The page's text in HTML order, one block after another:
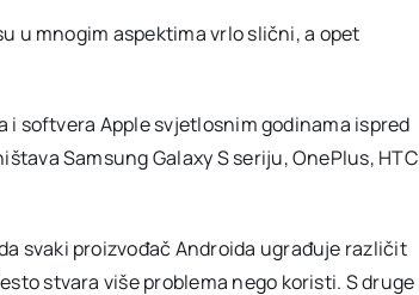
Plus
brži
u mnogim aspektima vrlo slični, a opet
softvera Apple svjetlosnim godinama ispred
Samsung Galaxy S seriju, OnePlus, HTC
svaki proizvođač Androida ugrađuje različit
stvara više problema nego koristi. S druge